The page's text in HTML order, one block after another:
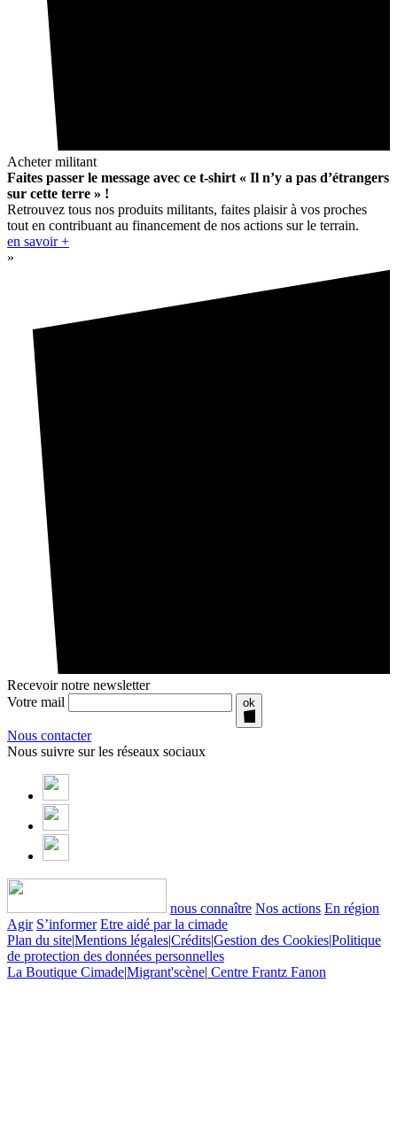
Acheter militant
Faites passer le message avec ce t-shirt « Il n’y a pas d’étrangers
sur cette terre » !
Retrouvez tous nos produits militants, faites plaisir à vos proches
tout en contribuant au financement de nos actions sur le terrain.
en savoir +
»
Recevoir notre newsletter
Votre mail
ok
Nous contacter
Nous suivre sur les réseaux sociaux
nous connaître Nos actions En région
Agir S’informer Etre aidé par la cimade
Plan du site|Mentions légales|Crédits|Gestion des Cookies|Politique
de protection des données personnelles
La Boutique Cimade|Migrant'scène| Centre Frantz Fanon